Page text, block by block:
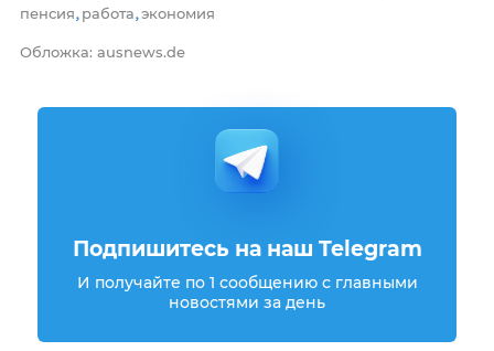
пенсия, работа,экономия
Обложка: ausnews.de
Подпишитесь на наш Telegram
И получайте по 1 сообщению с главными
новостями за день